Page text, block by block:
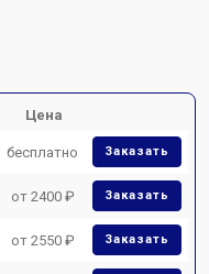
Цена
бесплатно Заказать
от 2400 ₽ Заказать
от 2550 ₽ Заказать